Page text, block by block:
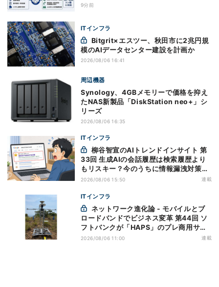
9分前
ITインフラ
模のAIデータセンター建設を計画か
2026/08/06 16:41
周辺機器
Synology、4GBメモリーで価格を抑え
たNAS新製品「DiskStation neo+」シ
リーズ
2026/08/06 16:35
ITインフラ
33回 生成AIの会話履歴は検索履歴より
もリスキー？今のうちに情報漏洩対策を
万全にしておこう
2026/08/06 15:50 連載
ITインフラ
ロードバンドでビジネス変革 第44回 ソ
フトバンクが「HAPS」のプレ商用サー
ビス開始を表明、本格的な商用展開のめ
2026/08/06 11:00 連載